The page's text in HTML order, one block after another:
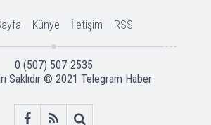
Künye İletişim RSS
0 (507) 507-2535
Saklıdır © 2021 Telegram Haber